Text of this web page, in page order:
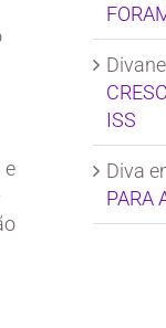
e
ISS
Diva
PARA